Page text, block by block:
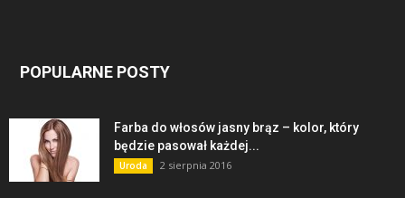
POPULARNE POSTY
Farba do włosów jasny brąz – kolor, który
będzie pasował każdej...
Uroda 2 sierpnia 2016